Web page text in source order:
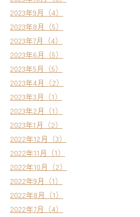
2023年9月（4）
2023年8月（5）
2023年7月（4）
2023年6月（5）
2023年5月（5）
2023年4月（2）
2023年3月（1）
2023年2月（1）
2023年1月（2）
2022年12月（3）
2022年11月（1）
2022年10月（2）
2022年9月（1）
2022年8月（1）
2022年7月（4）